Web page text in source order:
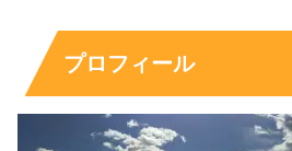
プロフィール